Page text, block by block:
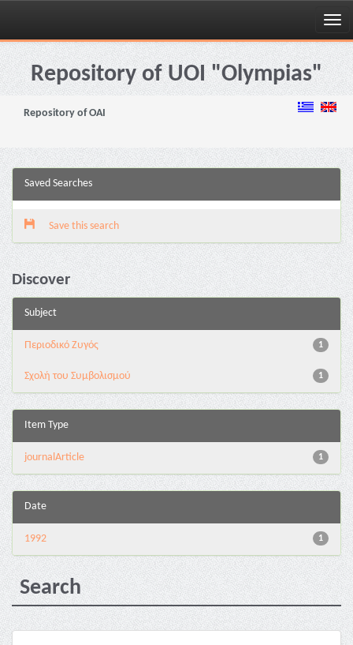
Skip
navigationRepository of UOI "Olympias"
Repository of OAI
Saved Searches
Save this search
Discover
Subject
1
Περιοδικό Ζυγός
1
Σχολή του Συμβολισμού
Item Type
1
journalArticle
Date
1
1992
Search